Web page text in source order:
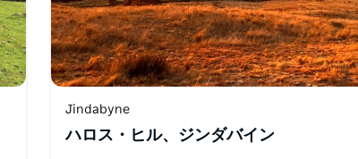
Jindabyne
ハロス・ヒル、ジンダバイン